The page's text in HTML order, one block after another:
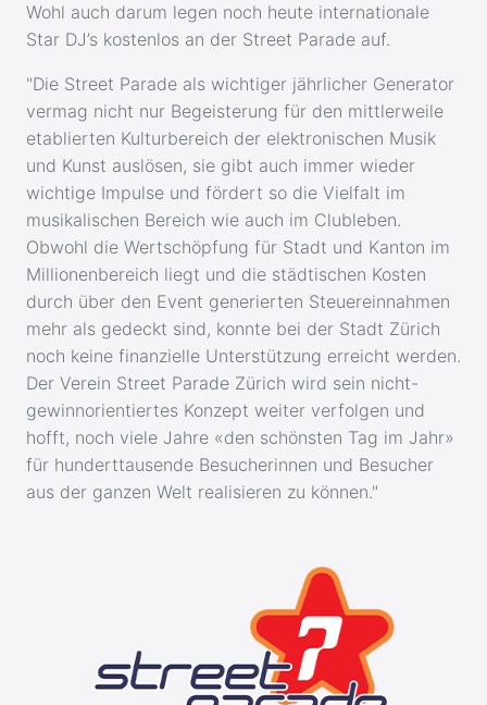
Wohl auch darum legen noch heute internationale
Star DJ’s kostenlos an der Street Parade auf.
"Die Street Parade als wichtiger jährlicher Generator
vermag nicht nur Begeisterung für den mittlerweile
etablierten Kulturbereich der elektronischen Musik
und Kunst auslösen, sie gibt auch immer wieder
wichtige Impulse und fördert so die Vielfalt im
musikalischen Bereich wie auch im Clubleben.
Obwohl die Wertschöpfung für Stadt und Kanton im
Millionenbereich liegt und die städtischen Kosten
durch über den Event generierten Steuereinnahmen
mehr als gedeckt sind, konnte bei der Stadt Zürich
noch keine finanzielle Unterstützung erreicht werden.
Der Verein Street Parade Zürich wird sein nicht-
gewinnorientiertes Konzept weiter verfolgen und
hofft, noch viele Jahre «den schönsten Tag im Jahr»
für hunderttausende Besucherinnen und Besucher
aus der ganzen Welt realisieren zu können."